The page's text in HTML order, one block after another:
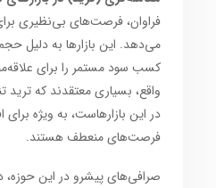
فراوان، فرصت‌های بی‌نظیری
می‌دهد. این بازارها به دلیل
کسب سود مستمر را برای
واقع، بسیاری معتقدند که ترید
در این بازارهاست، به ویژه برای
فرصت‌های منعطف هستند.
صرافی‌های پیشرو در این حوزه،